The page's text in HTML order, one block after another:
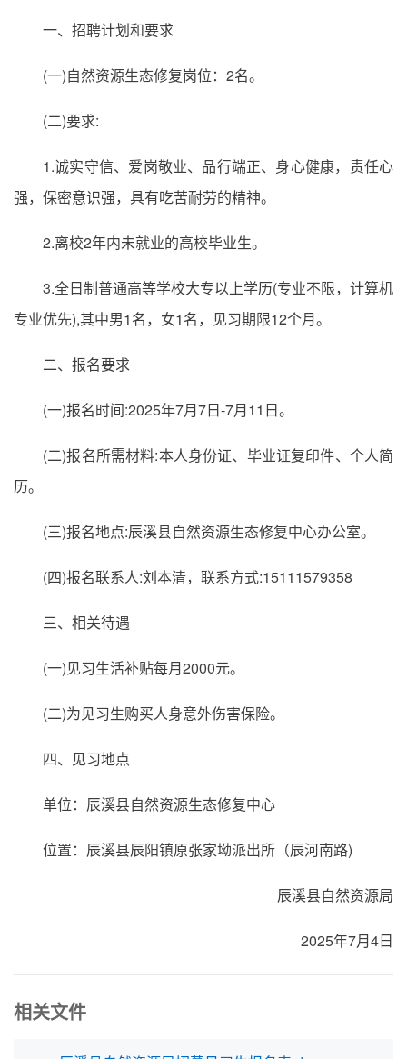
一、招聘计划和要求
(一)自然资源生态修复岗位：2名。
(二)要求:
1.诚实守信、爱岗敬业、品行端正、身心健康，责任心
强，保密意识强，具有吃苦耐劳的精神。
2.离校2年内未就业的高校毕业生。
3.全日制普通高等学校大专以上学历(专业不限，计算机
专业优先),其中男1名，女1名，见习期限12个月。
二、报名要求
(一)报名时间:2025年7月7日-7月11日。
(二)报名所需材料:本人身份证、毕业证复印件、个人简
历。
(三)报名地点:辰溪县自然资源生态修复中心办公室。
(四)报名联系人:刘本清，联系方式:15111579358
三、相关待遇
(一)见习生活补贴每月2000元。
(二)为见习生购买人身意外伤害保险。
四、见习地点
单位：辰溪县自然资源生态修复中心
位置：辰溪县辰阳镇原张家坳派出所（辰河南路)
辰溪县自然资源局
2025年7月4日
相关文件